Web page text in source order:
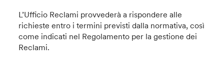
L’Ufficio Reclami provvederà a rispondere alle
richieste entro i termini previsti dalla normativa, così
come indicati nel Regolamento per la gestione dei
Reclami.